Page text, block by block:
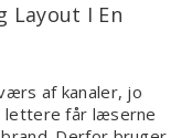
Layout I En
af kanaler, jo
lettere får læserne